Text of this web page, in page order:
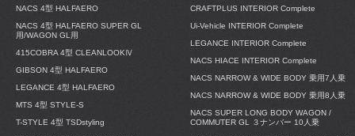
NACS 4型 HALFAERO
NACS 4型 HALFAERO SUPER GL
用/WAGON GL用
415COBRA 4型 CLEANLOOKⅣ
GIBSON 4型 HALFAERO
LEGANCE 4型 HALFAERO
MTS 4型 STYLE-S
T-STYLE 4型 TSDstyling
CRAFTPLUS INTERIOR Complete
Ui-Vehicle INTERIOR Complete
LEGANCE INTERIOR Complete
NACS HIACE INTERIOR Complete
NACS NARROW & WIDE BODY 乗用7人乗
NACS NARROW & WIDE BODY 乗用8人乗
NACS SUPER LONG BODY WAGON /
COMMUTER GL ３ナンバー 10人乗